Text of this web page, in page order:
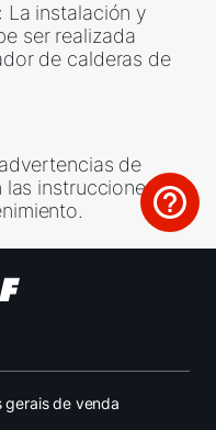
La instalación y
ser realizada
de calderas de
de
instrucciones
gerais de venda